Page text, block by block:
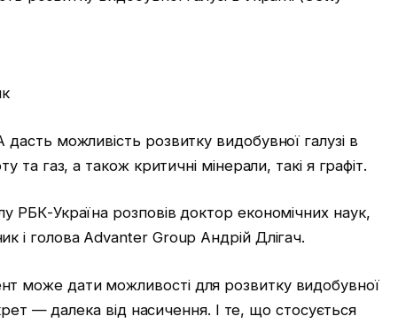
можливість розвитку видобувної галузі в
та газ, а також критичні мінерали, такі я графіт.
РБК-Україна розповів доктор економічних наук,
і голова Advanter Group Андрій Длігач.
може дати можливості для розвитку видобувної
— далека від насичення. І те, що стосується